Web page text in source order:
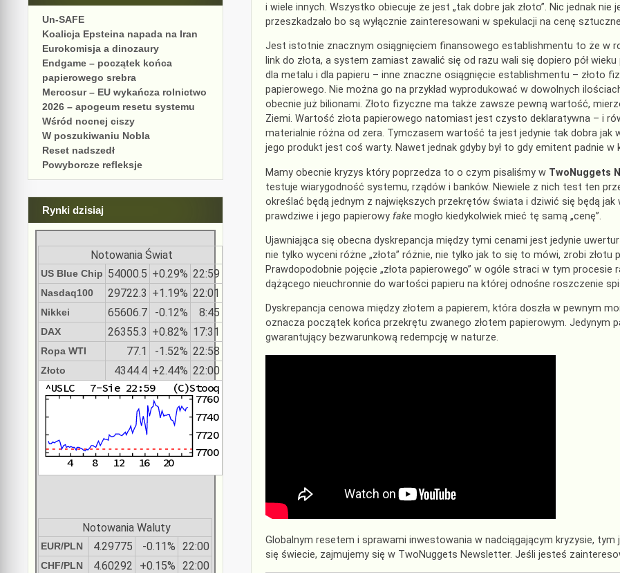
i wiele innych. Wszystko obiecuje że jest „tak dobre jak złoto”. Nic jednak nie
przeszkadzało bo są wyłącznie zainteresowani w spekulacji na cenę
Jest istotnie znacznym osiągnięciem finansowego establishmentu to że w
link do złota, a system zamiast zawalić się od razu wali się dopiero pół
dla metalu i dla papieru – inne znaczne osiągnięcie establishmentu – złoto
papierowego. Nie można go na przykład wyprodukować w dowolnych
obecnie już bilionami. Złoto fizyczne ma także zawsze pewną wartość,
Ziemi. Wartość złota papierowego natomiast jest czysto deklaratywna – i
materialnie różna od zera. Tymczasem wartość ta jest jedynie tak dobra
jego produkt jest coś warty. Nawet jednak gdyby był to gdy emitent padnie
Mamy obecnie kryzys który poprzedza to o czym pisaliśmy w TwoNuggets
testuje wiarygodność systemu, rządów i banków. Niewiele z nich test ten
określać będą jednym z największych przekrętów świata i dziwić się będą jak
prawdziwe i jego papierowy fakemogło kiedykolwiek mieć tę samą „cenę”.
Ujawniająca się obecna dyskrepancja między tymi cenami jest jedynie
nie tylko wyceni różne „złota” różnie, nie tylko jak to się to mówi, zrobi złotu
Prawdopodobnie pojęcie „złota papierowego” w ogóle straci w tym procesie
dążącego nieuchronnie do wartości papieru na której odnośne roszczenie
Dyskrepancja cenowa między złotem a papierem, która doszła w pewnym
oznacza początek końca przekrętu zwanego złotem papierowym. Jedynym
gwarantujący bezwarunkową redempcję w naturze.
Globalnym resetem i sprawami inwestowania w nadciągającym kryzysie,
się świecie, zajmujemy się w TwoNuggets Newsletter. Jeśli jesteś
Un-SAFE
Koalicja Epsteina napada na Iran
Eurokomisja a dinozaury
Endgame – początek końca
papierowego srebra
Mercosur – EU wykańcza rolnictwo
2026 – apogeum resetu systemu
Wśród nocnej ciszy
W poszukiwaniu Nobla
Reset nadszedł
Powyborcze refleksje
Rynki dzisiaj
Notowania Świat
US Blue Chip 54000.5 +0.29% 22:59
Nasdaq100 29722.3 +1.19% 22:01
Nikkei 65606.7 -0.12% 8:45
DAX 26355.3 +0.82% 17:31
Ropa WTI 77.1 -1.52% 22:58
Złoto 4344.4 +2.44% 22:00
Notowania Waluty
EUR/PLN 4.29775 -0.11% 22:00
CHF/PLN 4.60292 +0.15% 22:00